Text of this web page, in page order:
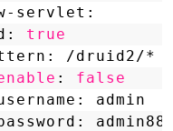
servlet:
true
/druid2/*
: false
admin